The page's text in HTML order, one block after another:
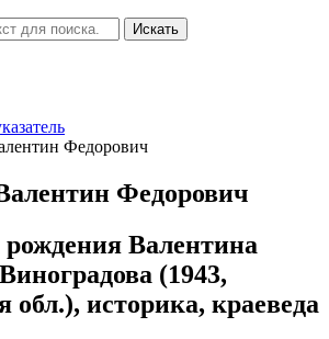
Искать
Федорович
Федорович
рождения Валентина
(1943,
обл.), историка, краеведа